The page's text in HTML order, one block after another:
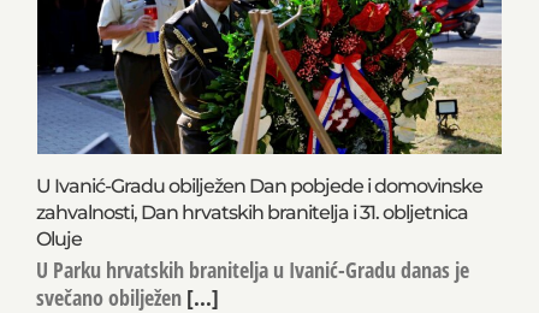
U Ivanić-Gradu obilježen Dan pobjede i domovinske
zahvalnosti, Dan hrvatskih branitelja i 31. obljetnica
Oluje
U Parku hrvatskih branitelja u Ivanić-Gradu danas je
svečano obilježen [...]